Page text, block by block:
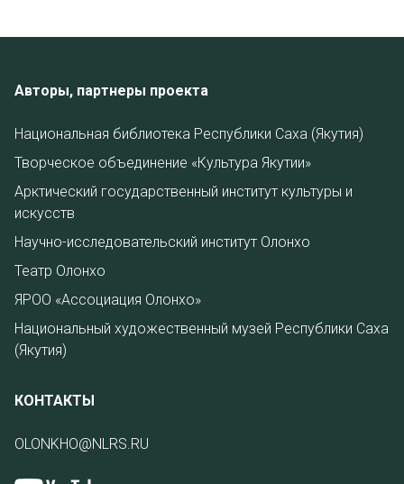
Авторы, партнеры проекта
Национальная библиотека Республики Саха (Якутия)
Творческое объединение «Культура Якутии»
Арктический государственный институт культуры и
искусств
Научно-исследовательский институт Олонхо
Театр Олонхо
ЯРОО «Ассоциация Олонхо»
Национальный художественный музей Республики Саха
(Якутия)
КОНТАКТЫ
OLONKHO@NLRS.RU